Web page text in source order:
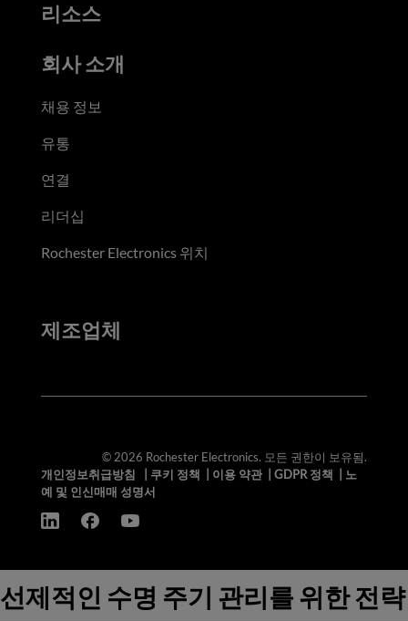
리소스
회사 소개
채용 정보
유통
연결
리더십
Rochester Electronics 위치
제조업체
© 2026 Rochester Electronics. 모든 권한이 보유됨.
개인정보취급방침
쿠키 정책 이용 약관| GDPR 정책
노
예 및 인신매매 성명서
선제적인 수명 주기 관리를 위한 전략